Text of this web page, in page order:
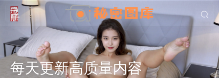
每天更新高质量内容